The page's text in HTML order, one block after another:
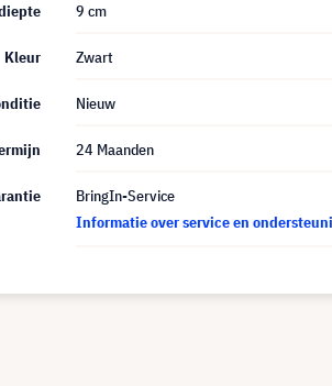
9 cm
Kleur Zwart
Nieuw
24 Maanden
BringIn-Service
Informatie over service en